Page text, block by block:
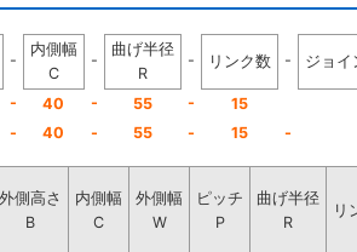
-
内側幅
C
-
曲げ半径
R
- リンク数 - ジョイ
- 40 - 55 -
15
- 40 - 55 - 15 -
外側高さ
B
内側幅
C
外側幅
W
ピッチ
P
曲げ半径
R
リ